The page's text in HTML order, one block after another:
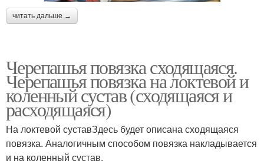
читать дальше →
Черепашья повязка сходящаяся.
Черепашья повязка на локтевой и
коленный сустав (сходящаяся и
расходящаяся)
На локтевой суставЗдесь будет описана сходящаяся
повязка. Аналогичным способом повязка накладывается
и на коленный сустав.